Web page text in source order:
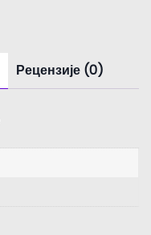
Рецензије (0)